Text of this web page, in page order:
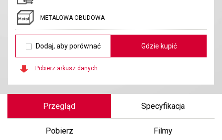
METALOWA OBUDOWA
Dodaj, aby porównać Gdzie kupić
Pobierz arkusz danych
Przegląd Specyfikacja
Pobierz Filmy